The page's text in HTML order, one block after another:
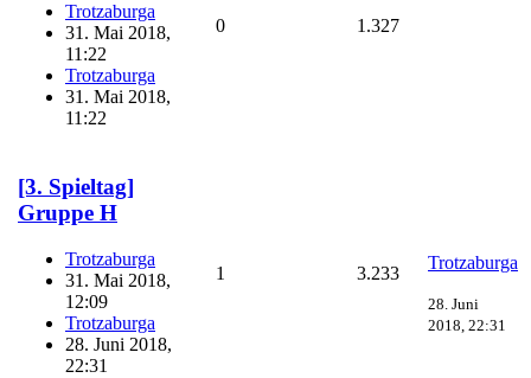
Trotzaburga
31. Mai 2018,
11:22
Trotzaburga
31. Mai 2018,
11:22
0 1.327
[3. Spieltag]
Gruppe H
Trotzaburga
31. Mai 2018,
12:09
Trotzaburga
28. Juni 2018,
22:31
1 3.233
Trotzaburga
28. Juni
2018, 22:31